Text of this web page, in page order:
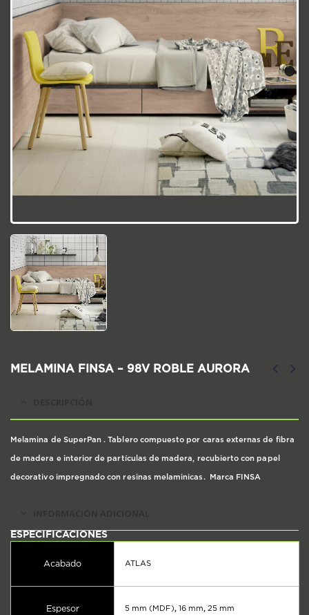
MELAMINA FINSA – 98V ROBLE AURORA
Melamina de SuperPan . Tablero compuesto por caras externas de fibra
de madera e interior de partículas de madera, recubierto con papel
decorativo impregnado con resinas melaminicas. Marca FINSA
Acabado ATLAS
Espesor 5 mm (MDF), 16 mm,25 mm